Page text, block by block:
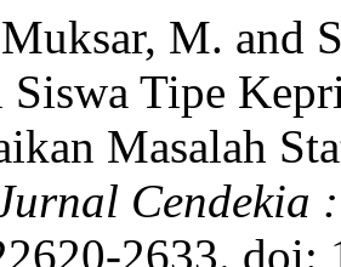
M. and
Siswa Tipe
Masalah
Cendekia
2633. doi: